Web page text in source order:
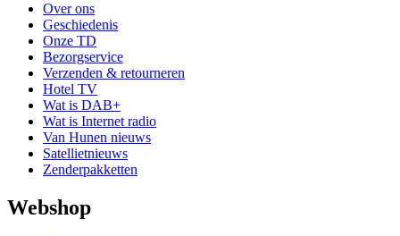
Over ons
Geschiedenis
Onze TD
Bezorgservice
Verzenden & retourneren
Hotel TV
Wat is DAB+
Wat is Internet radio
Van Hunen nieuws
Satellietnieuws
Zenderpakketten
Webshop